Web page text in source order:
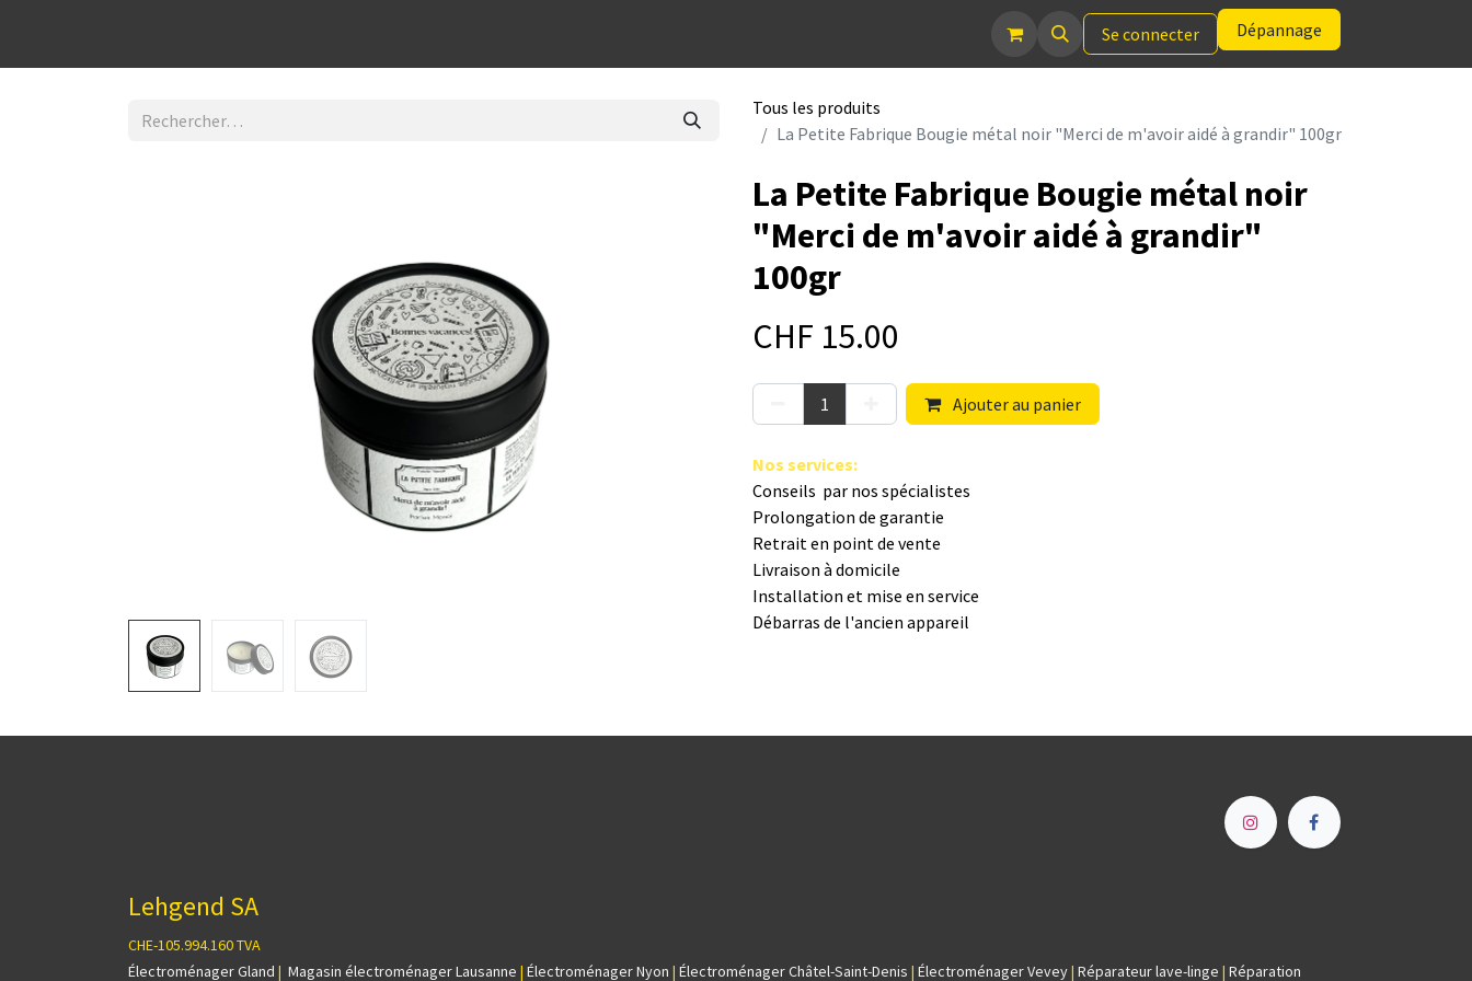
Se connecter Dépannage
Tous les produits
La Petite Fabrique Bougie métal noir "Merci de m'avoir aidé à grandir" 100gr
La Petite Fabrique Bougie métal noir
"Merci de m'avoir aidé à grandir"
100gr
CHF 15.00
Ajouter au panier
Nos s​ervices:
Conseils par nos spé​cialistes
Prolongation de garantie
Retrait en point de vente
Livraison à domicile
Installation et mise en service
Débarras de l'ancien appareil
Lehgend SA
CHE-105.994.160 TVA
Électroménager Gland | Magasin électroménager Lausanne | Électroménager Nyon | Électroménager Châtel-Saint-Denis | Électroménager Vevey| Réparateur lave-linge | Réparation